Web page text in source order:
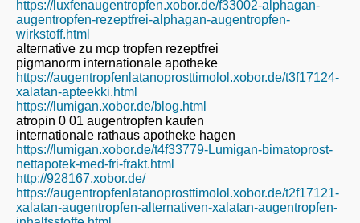
https://luxfenaugentropfen.xobor.de/f33002-alphagan-
augentropfen-rezeptfrei-alphagan-augentropfen-
wirkstoff.html
alternative zu mcp tropfen rezeptfrei
pigmanorm internationale apotheke
https://augentropfenlatanoprosttimolol.xobor.de/t3f17124-
xalatan-apteekki.html
https://lumigan.xobor.de/blog.html
atropin 0 01 augentropfen kaufen
internationale rathaus apotheke hagen
https://lumigan.xobor.de/t4f33779-Lumigan-bimatoprost-
nettapotek-med-fri-frakt.html
http://928167.xobor.de/
https://augentropfenlatanoprosttimolol.xobor.de/t2f17121-
xalatan-augentropfen-alternativen-xalatan-augentropfen-